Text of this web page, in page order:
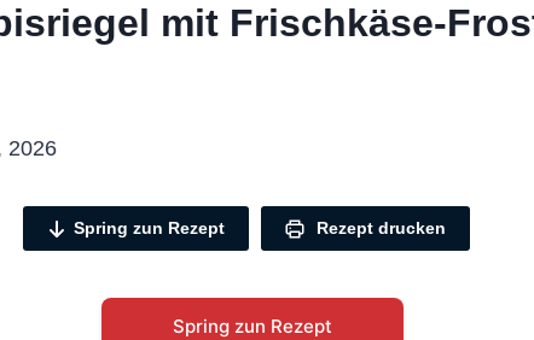
mit Frischkäse-
2026
Spring zun Rezept Rezept drucken
Spring zun Rezept